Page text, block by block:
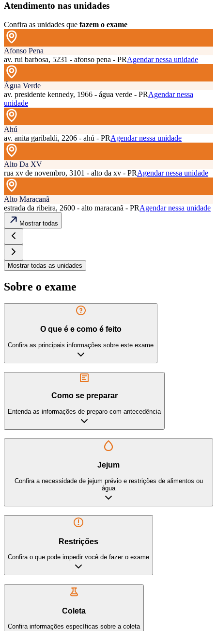
Atendimento nas unidades
Confira as unidades que fazem o exame
Afonso Pena
av. rui barbosa, 5231 - afonso pena - PRAgendar nessa unidade
Água Verde
av. presidente kennedy, 1966 - água verde - PRAgendar nessa
unidade
Ahú
av. anita garibaldi, 2206 - ahú - PRAgendar nessa unidade
Alto Da XV
rua xv de novembro, 3101 - alto da xv - PRAgendar nessa unidade
Alto Maracanã
estrada da ribeira, 2600 - alto maracanã - PRAgendar nessa unidade
Mostrar todas
Mostrar todas as unidades
Sobre o exame
O que é e como é feito
Confira as principais informações sobre este exame
Como se preparar
Entenda as informações de preparo com antecedência
Jejum
Confira a necessidade de jejum prévio e restrições de alimentos ou
água
Restrições
Confira o que pode impedir você de fazer o exame
Coleta
Confira informações específicas sobre a coleta